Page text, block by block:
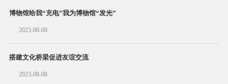
博物馆给我“充电”我为博物馆“发光”
2023-08-08
搭建文化桥梁促进友谊交流
2023-08-08